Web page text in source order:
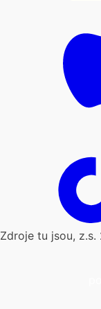
Zdroje tu jsou, z.s.